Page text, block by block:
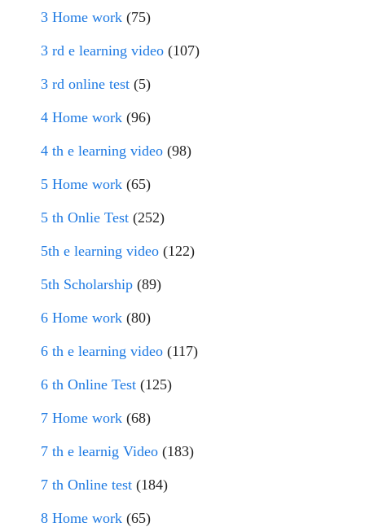
3 Home work (75)
3 rd e learning video (107)
3 rd online test (5)
4 Home work (96)
4 th e learning video (98)
5 Home work (65)
5 th Onlie Test (252)
5th e learning video (122)
5th Scholarship (89)
6 Home work (80)
6 th e learning video (117)
6 th Online Test (125)
7 Home work (68)
7 th e learnig Video (183)
7 th Online test (184)
8 Home work (65)